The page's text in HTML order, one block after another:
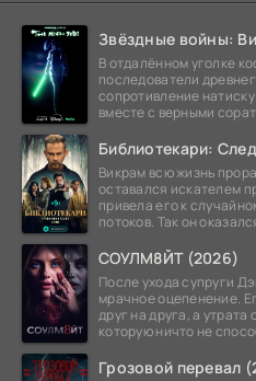
В отдалённом уголке
последователи
сопротивление
вместе с верными
Библиотекари:
Викрам всю жизнь
оставался искателем
привела его к
потоков. Так он
СОУЛМ8ЙТ (2026)
После ухода супруги
мрачное оцепенение.
друг на друга, а утрата
которую ничто не
Грозовой перевал